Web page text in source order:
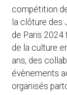
compétition
la clôture des
de Paris 2024
de la culture
ans, des
évènements
organisés